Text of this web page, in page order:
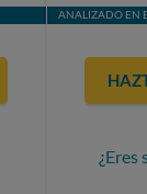
ANALIZADO EN
¿Eres